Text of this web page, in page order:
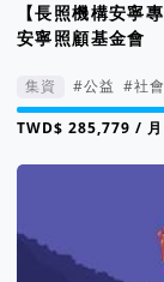
【長照機構安寧
安寧照顧基金會
集資 #公益 #社
集資進度 64%
/ 月